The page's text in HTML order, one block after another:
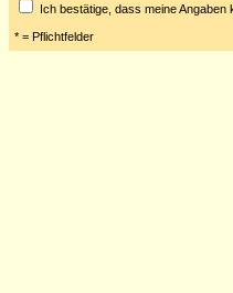
Ich bestätige, dass meine
* = Pflichtfelder